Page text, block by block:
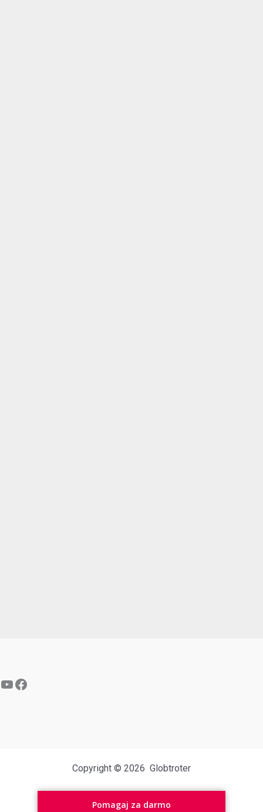
Copyright © 2026 Globtroter
Pomagaj za darmo